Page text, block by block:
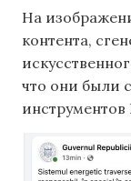
На
контента,
что они были